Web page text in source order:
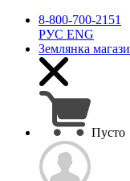
8-800-700-2151
РУС ENG
Землянка
Пусто